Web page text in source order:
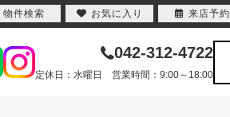
042-312-4722
定休日：水曜日 営業時間：9:00～18:00
物件検索 お気に入り 来店予約